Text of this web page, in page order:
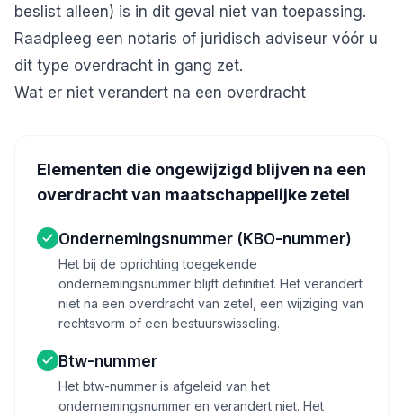
beslist alleen) is in dit geval niet van toepassing.
Raadpleeg een notaris of juridisch adviseur vóór u
dit type overdracht in gang zet.
Wat er niet verandert na een overdracht
Elementen die ongewijzigd blijven na een
overdracht van maatschappelijke zetel
Ondernemingsnummer (KBO-nummer)
Het bij de oprichting toegekende
ondernemingsnummer blijft definitief. Het verandert
niet na een overdracht van zetel, een wijziging van
rechtsvorm of een bestuurswisseling.
Btw-nummer
Het btw-nummer is afgeleid van het
ondernemingsnummer en verandert niet. Het